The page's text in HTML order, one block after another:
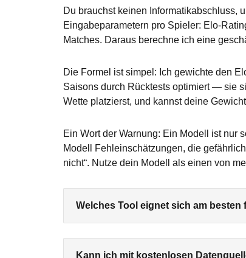
Du brauchst keinen Informatikabschluss,
Eingabeparametern pro Spieler: Elo-
Matches. Daraus berechne ich eine
Die Formel ist simpel: Ich gewichte den
Saisons durch Rücktests optimiert — sie
Wette platzierst, und kannst deine
Ein Wort der Warnung: Ein Modell ist nur
Modell Fehleinschätzungen, die
nicht“. Nutze dein Modell als einen von
Welches Tool eignet sich am
Kann ich mit kostenlosen